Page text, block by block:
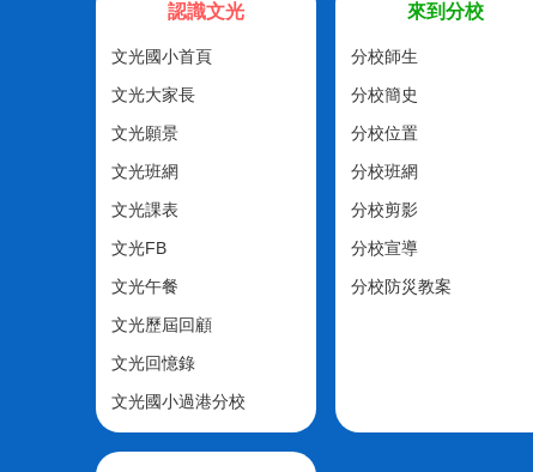
認識文光
文光國小首頁
文光大家長
文光願景
文光班網
文光課表
文光FB
文光午餐
文光歷屆回顧
文光回憶錄
文光國小過港分校
來到分校
分校師生
分校簡史
分校位置
分校班網
分校剪影
分校宣導
分校防災教案